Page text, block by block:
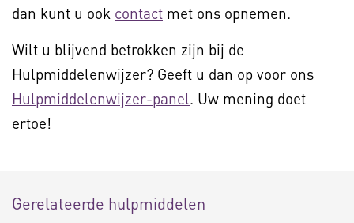
dan kunt u ook contact met ons opnemen.
Wilt u blijvend betrokken zijn bij de
Hulpmiddelenwijzer? Geeft u dan op voor ons
Hulpmiddelenwijzer-panel. Uw mening doet
ertoe!
Gerelateerde hulpmiddelen